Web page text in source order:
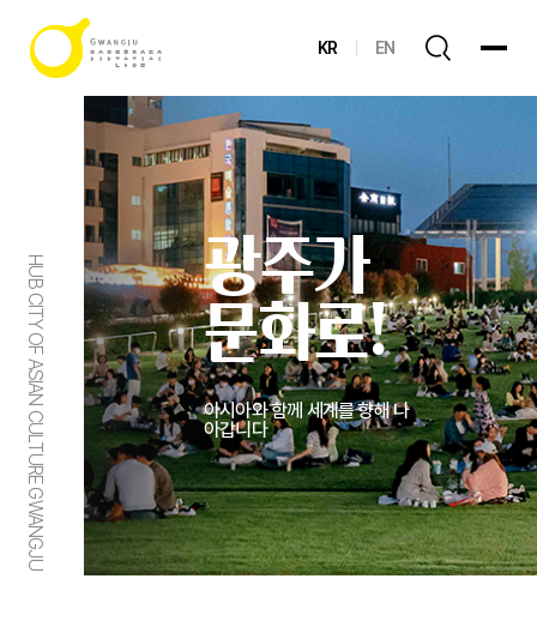
KR EN
HUB CITY OF ASIAN CULTURE GWANGJU
광주가
문화로!
아시아와 함께 세계를 향해 나
아갑니다